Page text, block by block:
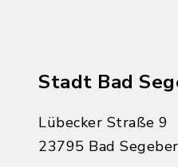
Stadt Bad
Lübecker Straße 9
23795 Bad